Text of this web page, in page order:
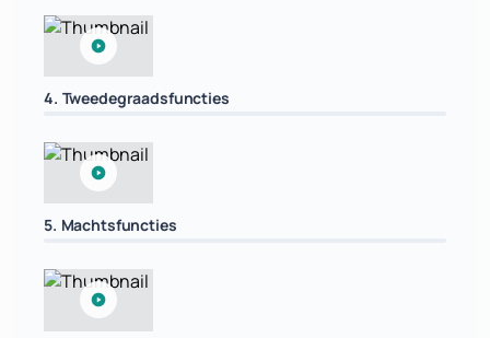
4. Tweedegraadsfuncties
5. Machtsfuncties